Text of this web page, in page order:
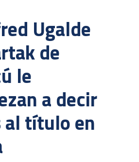
Ugalde
de
le
a decir
al título en